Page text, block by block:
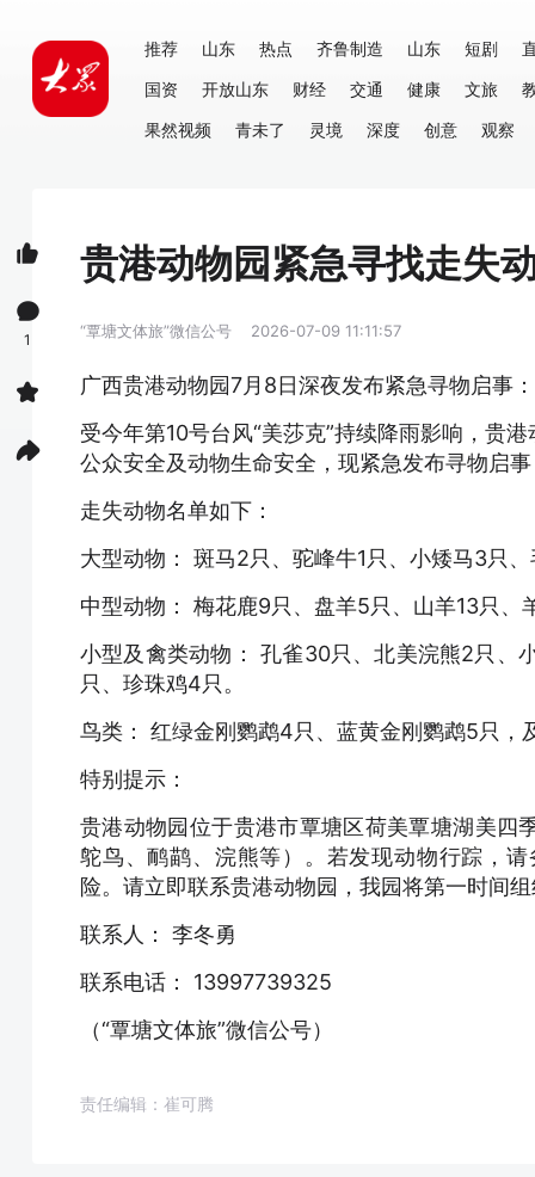
推荐 山东 热点 齐鲁制造 山东 短剧
国资
开放山东 财经 交通 健康 文旅
果然视频
青未了 灵境 深度 创意 观察
贵港动物园紧急寻找走失
“覃塘文体旅”微信公号 2026-07-09 11:11:57
广西贵港动物园7月8日深夜发布紧急寻物启事
受今年第10号台风“美莎克”持续降雨影响，贵
公众安全及动物生命安全，现紧急发布寻物启
走失动物名单如下：
大型动物： 斑马2只、驼峰牛1只、小矮马3只
中型动物： 梅花鹿9只、盘羊5只、山羊13只、
小型及禽类动物： 孔雀30只、北美浣熊2只、
只、珍珠鸡4只。
鸟类： 红绿金刚鹦鹉4只、蓝黄金刚鹦鹉5只，
特别提示：
贵港动物园位于贵港市覃塘区荷美覃塘湖美四
鸵鸟、鸸鹋、浣熊等）。若发现动物行踪，
险。请立即联系贵港动物园，我园将第一时间
联系人： 李冬勇
联系电话： 13997739325
（“覃塘文体旅”微信公号）
责任编辑：崔可腾
1